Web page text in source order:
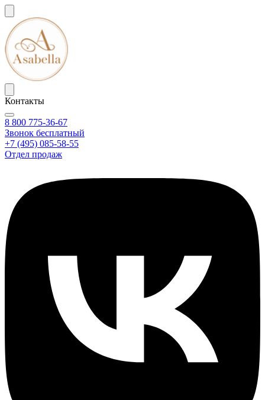
Контакты
8 800 775-36-67
Звонок бесплатный
+7 (495) 085-58-55
Отдел продаж